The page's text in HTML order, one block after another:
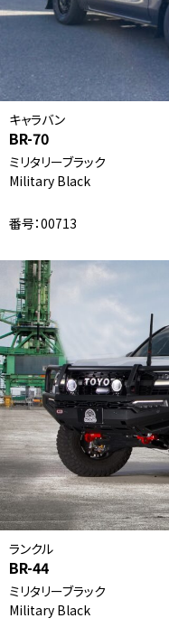
キャラバン
BR-70
ミリタリーブラック
Military Black
番号：00713
ランクル
BR-44
ミリタリーブラック
Military Black